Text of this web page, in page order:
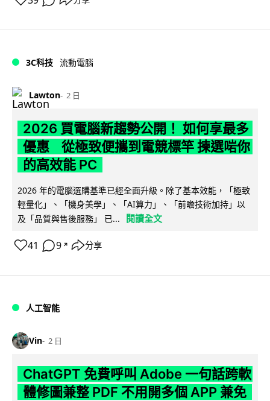
3C科技 流動電腦
Lawton 2 日
2026 買電腦新趨勢公開！ 如何享最多
優惠 從極致便攜到電競標竿 揀選啱你
的高效能 PC
2026 年的電腦選購基準已經全面升級。除了基本效能，「極致
輕量化」、「機身美學」、「AI算力」、「前瞻技術加持」以
及「品質與售後服務」 已...
閱讀全文
41 9 ↗ 分享
人工智能
Vin 2 日
ChatGPT 免費呼叫 Adobe 一句話跨軟
體修圖兼整 PDF 不用開多個 APP 兼免